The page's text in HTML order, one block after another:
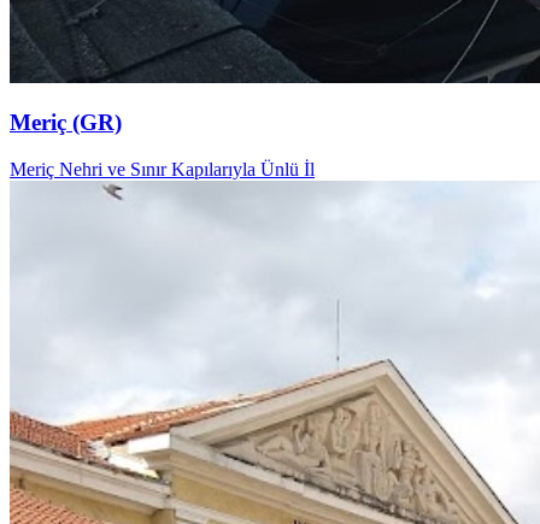
Meriç (GR)
Meriç Nehri ve Sınır Kapılarıyla Ünlü İl